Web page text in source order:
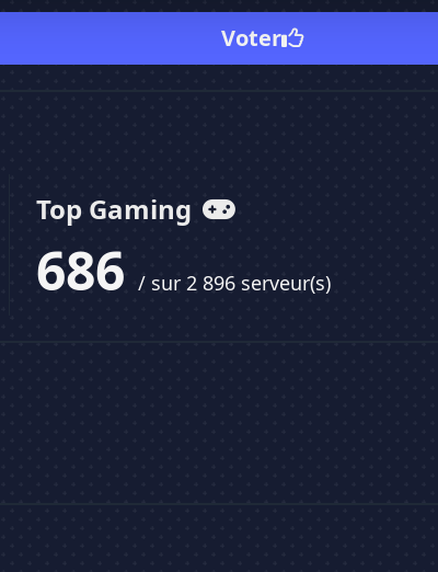
Voter
Top Gaming
686 / sur 2 896 serveur(s)